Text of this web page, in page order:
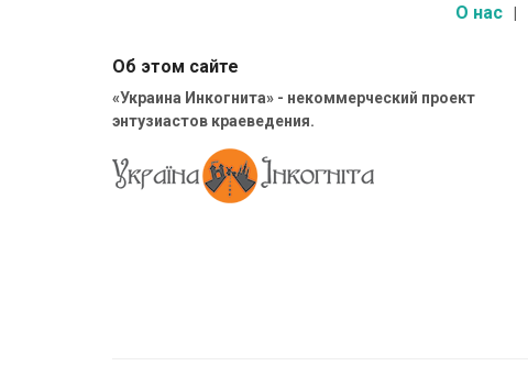
О нас
Об этом сайте
«Украина Инкогнита» - некоммерческий проект
энтузиастов краеведения.